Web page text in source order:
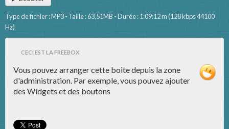
Type de fichier : MP3 - Taille : 63,51MB - Durée : 1:09:12 m (128 kbps 44100
Hz)
CECI EST LA FREEBOX
Vous pouvez arranger cette boite depuis la zone
d'administration. Par exemple, vous pouvez ajouter
des Widgets et des boutons